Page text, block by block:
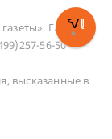
Главный
56-50
высказанные в